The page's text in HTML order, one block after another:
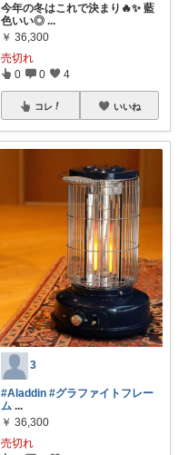
今年の冬はこれで決まり🔥✨ 藍
色いい◎ ...
￥ 36,300
売切れ
0 0 4
コレ いいね
3
#Aladdin #グラファイトフレー
ム ...
￥ 36,300
売切れ